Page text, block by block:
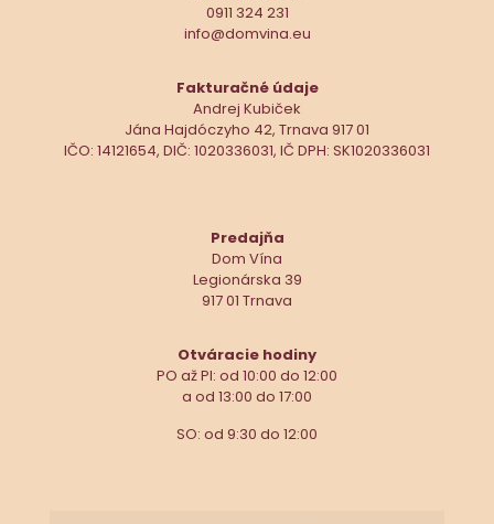
0911 324 231
info@domvina.eu
Fakturačné údaje
Andrej Kubiček
Jána Hajdóczyho 42, Trnava 917 01
IČO: 14121654, DIČ: 1020336031, IČ DPH: SK1020336031
Predajňa
Dom Vína
Legionárska 39
917 01 Trnava
Otváracie hodiny
PO až PI: od 10:00 do 12:00
a od 13:00 do 17:00
SO: od 9:30 do 12:00